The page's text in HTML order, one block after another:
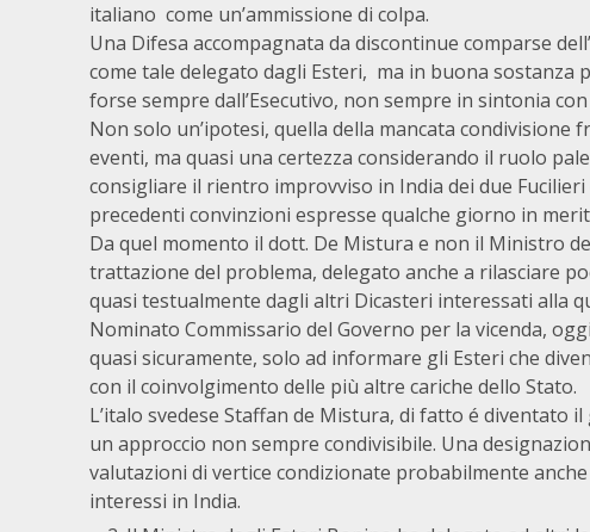
italiano come un’ammissione di colpa.
Una Difesa accompagnata da discontinue comparse
come tale delegato dagli Esteri, ma in buona sostanza
forse sempre dall’Esecutivo, non sempre in sintonia
Non solo un’ipotesi, quella della mancata
eventi, ma quasi una certezza considerando il ruolo
consigliare il rientro improvviso in India dei due
precedenti convinzioni espresse qualche giorno in
Da quel momento il dott. De Mistura e non il Ministro
trattazione del problema, delegato anche a rilasciare
quasi testualmente dagli altri Dicasteri interessati alla
Nominato Commissario del Governo per la vicenda,
quasi sicuramente, solo ad informare gli Esteri che
con il coinvolgimento delle più altre cariche dello Stato.
L’italo svedese Staffan de Mistura, di fatto é diventato
un approccio non sempre condivisibile. Una
valutazioni di vertice condizionate probabilmente
interessi in India.